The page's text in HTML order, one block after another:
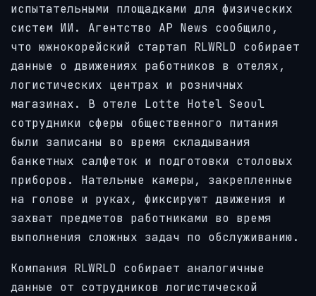
испытательными площадками для физических
систем ИИ. Агентство AP News сообщило,
что южнокорейский стартап RLWRLD собирает
данные о движениях работников в отелях,
логистических центрах и розничных
магазинах. В отеле Lotte Hotel Seoul
сотрудники сферы общественного питания
были записаны во время складывания
банкетных салфеток и подготовки столовых
приборов. Нательные камеры, закрепленные
на голове и руках, фиксируют движения и
захват предметов работниками во время
выполнения сложных задач по обслуживанию.
Компания RLWRLD собирает аналогичные
данные от сотрудников логистической